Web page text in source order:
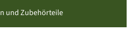
und Zubehörteile